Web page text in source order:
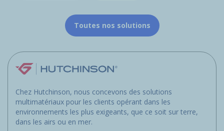
Toutes nos solutions
Chez Hutchinson, nous concevons des solutions
multimatériaux pour les clients opérant dans les
environnements les plus exigeants, que ce soit sur terre,
dans les airs ou en mer.